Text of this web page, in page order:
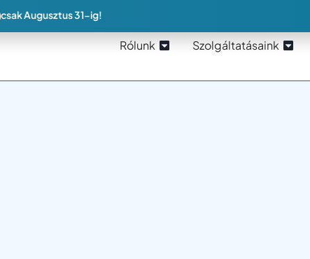
Rólunk Szolgáltatásaink
csak Augusztus 31-ig!